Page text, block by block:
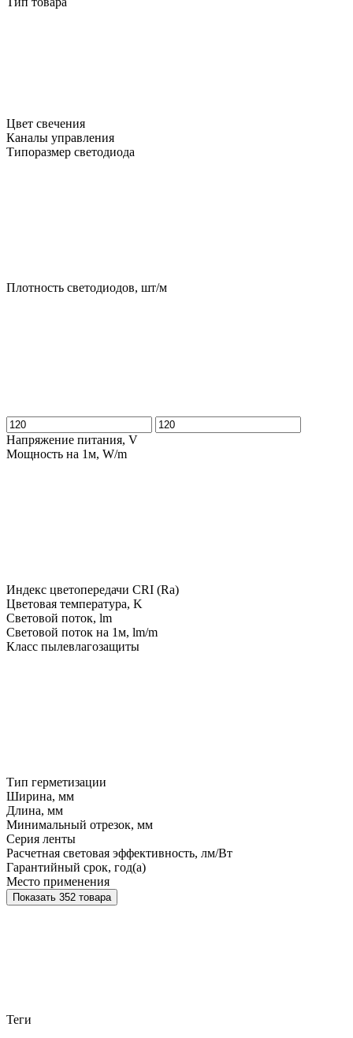
Цвет свечения
Каналы управления
Типоразмер светодиода
Плотность светодиодов, шт/м
Напряжение питания, V
Мощность на 1м, W/m
Индекс цветопередачи CRI (Ra)
Цветовая температура, K
Световой поток, lm
Световой поток на 1м, lm/m
Класс пылевлагозащиты
Тип герметизации
Ширина, мм
Длина, мм
Минимальный отрезок, мм
Серия ленты
Расчетная световая эффективность, лм/Вт
Гарантийный срок, год(а)
Место применения
Показать 352 товара
Теги